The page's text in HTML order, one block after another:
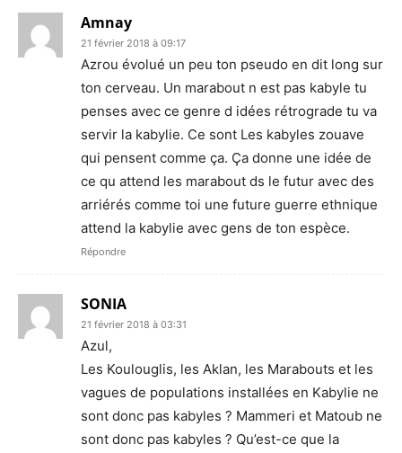
Amnay
21 février 2018 à 09:17
Azrou évolué un peu ton pseudo en dit long sur
ton cerveau. Un marabout n est pas kabyle tu
penses avec ce genre d idées rétrograde tu va
servir la kabylie. Ce sont Les kabyles zouave
qui pensent comme ça. Ça donne une idée de
ce qu attend les marabout ds le futur avec des
arriérés comme toi une future guerre ethnique
attend la kabylie avec gens de ton espèce.
Répondre
SONIA
21 février 2018 à 03:31
Azul,
Les Koulouglis, les Aklan, les Marabouts et les
vagues de populations installées en Kabylie ne
sont donc pas kabyles ? Mammeri et Matoub ne
sont donc pas kabyles ? Qu’est-ce que la